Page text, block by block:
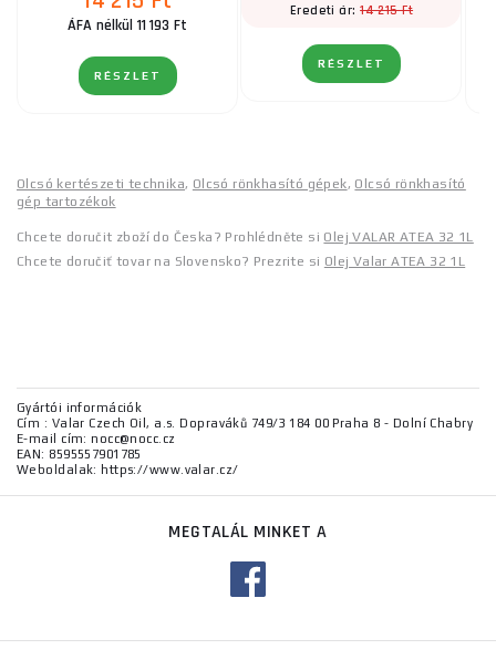
ÁFA nélkül 11 193 Ft
RÉSZLET
Eredeti ár:14 215 Ft
RÉSZLET
Olcsó kertészeti technika, Olcsó rönkhasító gépek, Olcsó rönkhasító
gép tartozékok
Chcete doručit zboží do Česka? Prohlédněte si Olej VALAR ATEA 32 1L
Chcete doručiť tovar na Slovensko? Prezrite si Olej Valar ATEA 32 1L
Gyártói információk
Cím : Valar Czech Oil, a.s. Dopraváků 749/3 184 00 Praha 8 - Dolní Chabry
E-mail cím: nocc@nocc.cz
EAN: 8595557901785
Weboldalak: https://www.valar.cz/
MEGTALÁL MINKET A